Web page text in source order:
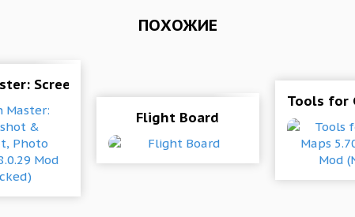
ПОХОЖИЕ
Screenshot & Longshot, Photo Markup 1.8.0.29
Flight Board
Tools for